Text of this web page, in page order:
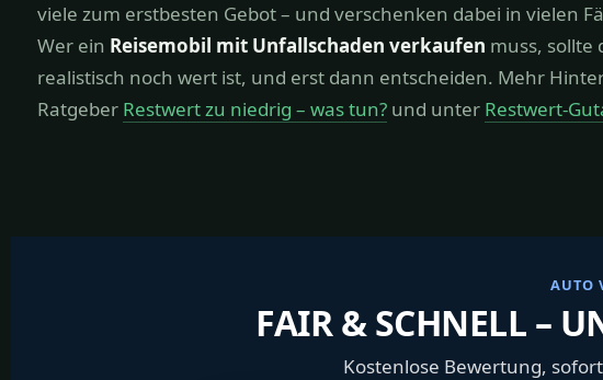
viele zum erstbesten Gebot – und verschenken dabei in vielen
Wer ein Reisemobil mit Unfallschaden verkaufen muss, sollte
realistisch noch wert ist, und erst dann entscheiden. Mehr
Ratgeber Restwert zu niedrig – was tun? und unter Restwert-
AUTO
FAIR & SCHNELL –
Kostenlose Bewertung,